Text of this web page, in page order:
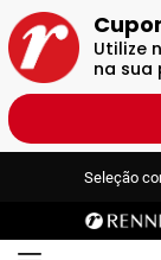
Utilize
na sua
Seleção